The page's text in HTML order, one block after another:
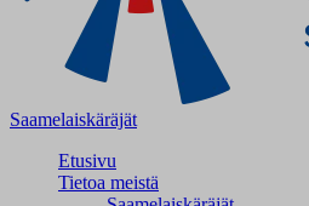
Saamelaiskäräjät
Etusivu
Tietoa meistä